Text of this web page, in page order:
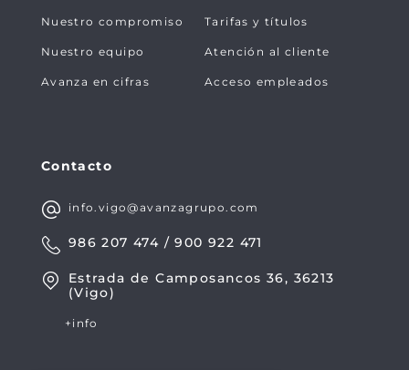
Nuestro compromiso
Nuestro equipo
Avanza en cifras
Tarifas y títulos
Atención al cliente
Acceso empleados
Contacto
info.vigo@avanzagrupo.com
986 207 474 / 900 922 471
Estrada de Camposancos 36, 36213
(Vigo)
+info